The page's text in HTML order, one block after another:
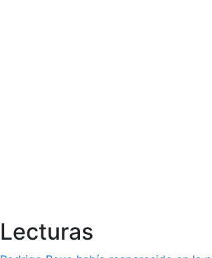
Lecturas